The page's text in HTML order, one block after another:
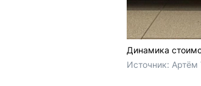
Динамика
Источник: Артём